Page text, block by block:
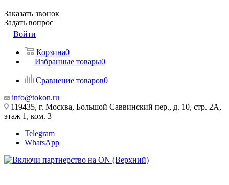
Заказать звонок
Задать вопрос
Войти
Корзина0
Избранные товары0
Сравнение товаров0
info@tokon.ru
119435, г. Москва, Большой Саввинский пер., д. 10, стр. 2А,
этаж 1, ком. 3
Telegram
WhatsApp